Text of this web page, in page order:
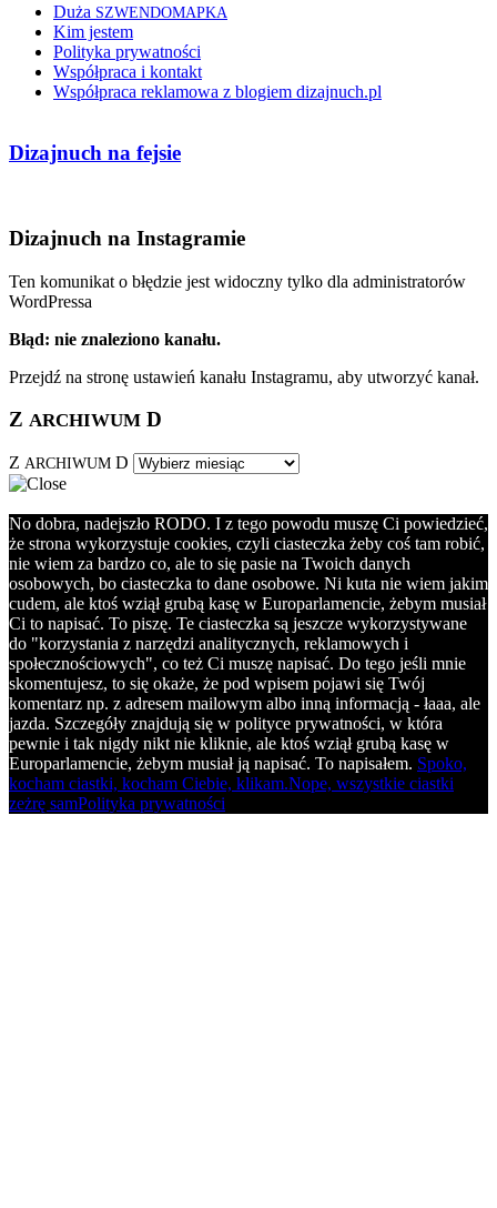
Duża SZWENDOMAPKA
Kim jestem
Polityka prywatności
Współpraca i kontakt
Współpraca reklamowa z blogiem dizajnuch.pl
Dizajnuch na fejsie
Dizajnuch na Instagramie
Ten komunikat o błędzie jest widoczny tylko dla administratorów
WordPressa
Błąd: nie znaleziono kanału.
Przejdź na stronę ustawień kanału Instagramu, aby utworzyć kanał.
Z ARCHIWUM D
Z ARCHIWUM D
No dobra, nadejszło RODO. I z tego powodu muszę Ci powiedzieć,
że strona wykorzystuje cookies, czyli ciasteczka żeby coś tam robić,
nie wiem za bardzo co, ale to się pasie na Twoich danych
osobowych, bo ciasteczka to dane osobowe. Ni kuta nie wiem jakim
cudem, ale ktoś wziął grubą kasę w Europarlamencie, żebym musiał
Ci to napisać. To piszę. Te ciasteczka są jeszcze wykorzystywane
do "korzystania z narzędzi analitycznych, reklamowych i
społecznościowych", co też Ci muszę napisać. Do tego jeśli mnie
skomentujesz, to się okaże, że pod wpisem pojawi się Twój
komentarz np. z adresem mailowym albo inną informacją - łaaa, ale
jazda. Szczegóły znajdują się w polityce prywatności, w która
pewnie i tak nigdy nikt nie kliknie, ale ktoś wziął grubą kasę w
Europarlamencie, żebym musiał ją napisać. To napisałem. Spoko,
kocham ciastki, kocham Ciebie, klikam.Nope, wszystkie ciastki
zeżrę samPolityka prywatności